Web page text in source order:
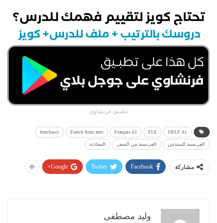
تطبيق فرنشاوي
DELF A1
FLE
Français A1
French from zero
frenchawy
الفرنسية للمبتدئين الفرنسية من الصفر المحادثة
مشاركة Facebook
Twitter
Google+
وليد مصطفى